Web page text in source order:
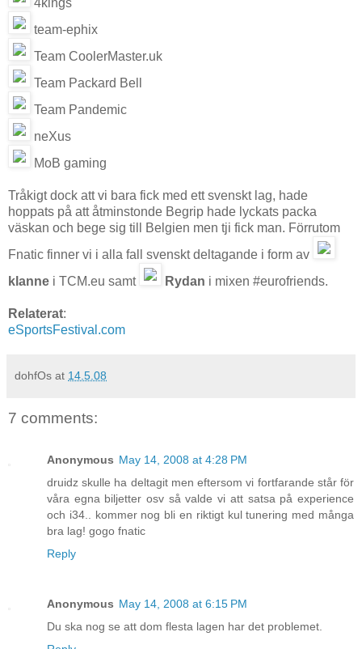
team-ephix
Team CoolerMaster.uk
Team Packard Bell
Team Pandemic
neXus
MoB gaming
Tråkigt dock att vi bara fick med ett svenskt lag, hade
hoppats på att åtminstonde Begrip hade lyckats packa
väskan och bege sig till Belgien men tji fick man. Förrutom
Fnatic finner vi i alla fall svenskt deltagande i form av
klanne i TCM.eu samt Rydan i mixen #eurofriends.
Relaterat:
eSportsFestival.com
dohfOs at 14.5.08
7 comments:
Anonymous May 14, 2008 at 4:28 PM
druidz skulle ha deltagit men eftersom vi fortfarande står för
våra egna biljetter osv så valde vi att satsa på experience
och i34.. kommer nog bli en riktigt kul tunering med många
bra lag! gogo fnatic
Reply
Anonymous May 14, 2008 at 6:15 PM
Du ska nog se att dom flesta lagen har det problemet.